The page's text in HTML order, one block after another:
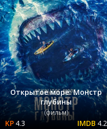
Открытое море: Монстр
глубины
(фильм)
4.3 4.2